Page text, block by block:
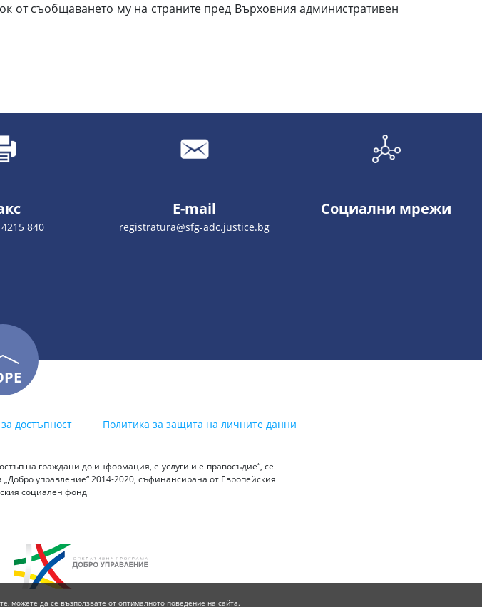
от съобщаването му на страните пред Върховния административен
840
E-mail
registratura@sfg-adc.justice.bg
Социални мрежи
достъпност Политика за защита на личните данни
на граждани до информация, е-услуги и е-правосъдие“, се
управление“ 2014-2020, съфинансирана от Европейския
социален фонд
можете да се възползвате от оптималното поведение на сайта.